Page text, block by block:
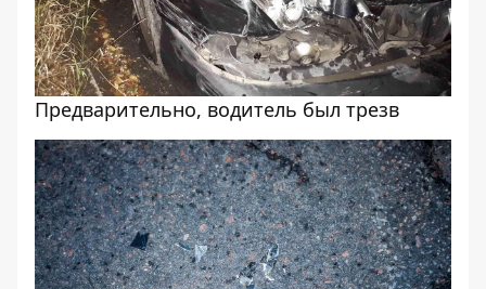
Предварительно, водитель был трезв